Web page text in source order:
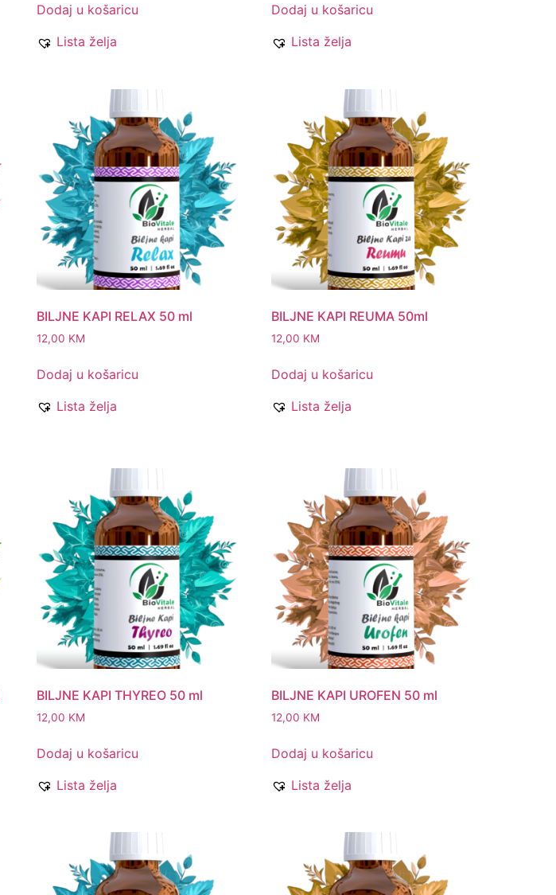
Dodaj u košaricu
Lista želja
Dodaj u košaricu
Lista želja
BILJNE KAPI RELAX 50 ml
12,00 KM
Dodaj u košaricu
Lista želja
BILJNE KAPI REUMA 50ml
12,00 KM
Dodaj u košaricu
Lista želja
BILJNE KAPI THYREO 50 ml
12,00 KM
Dodaj u košaricu
Lista želja
BILJNE KAPI UROFEN 50 ml
12,00 KM
Dodaj u košaricu
Lista želja